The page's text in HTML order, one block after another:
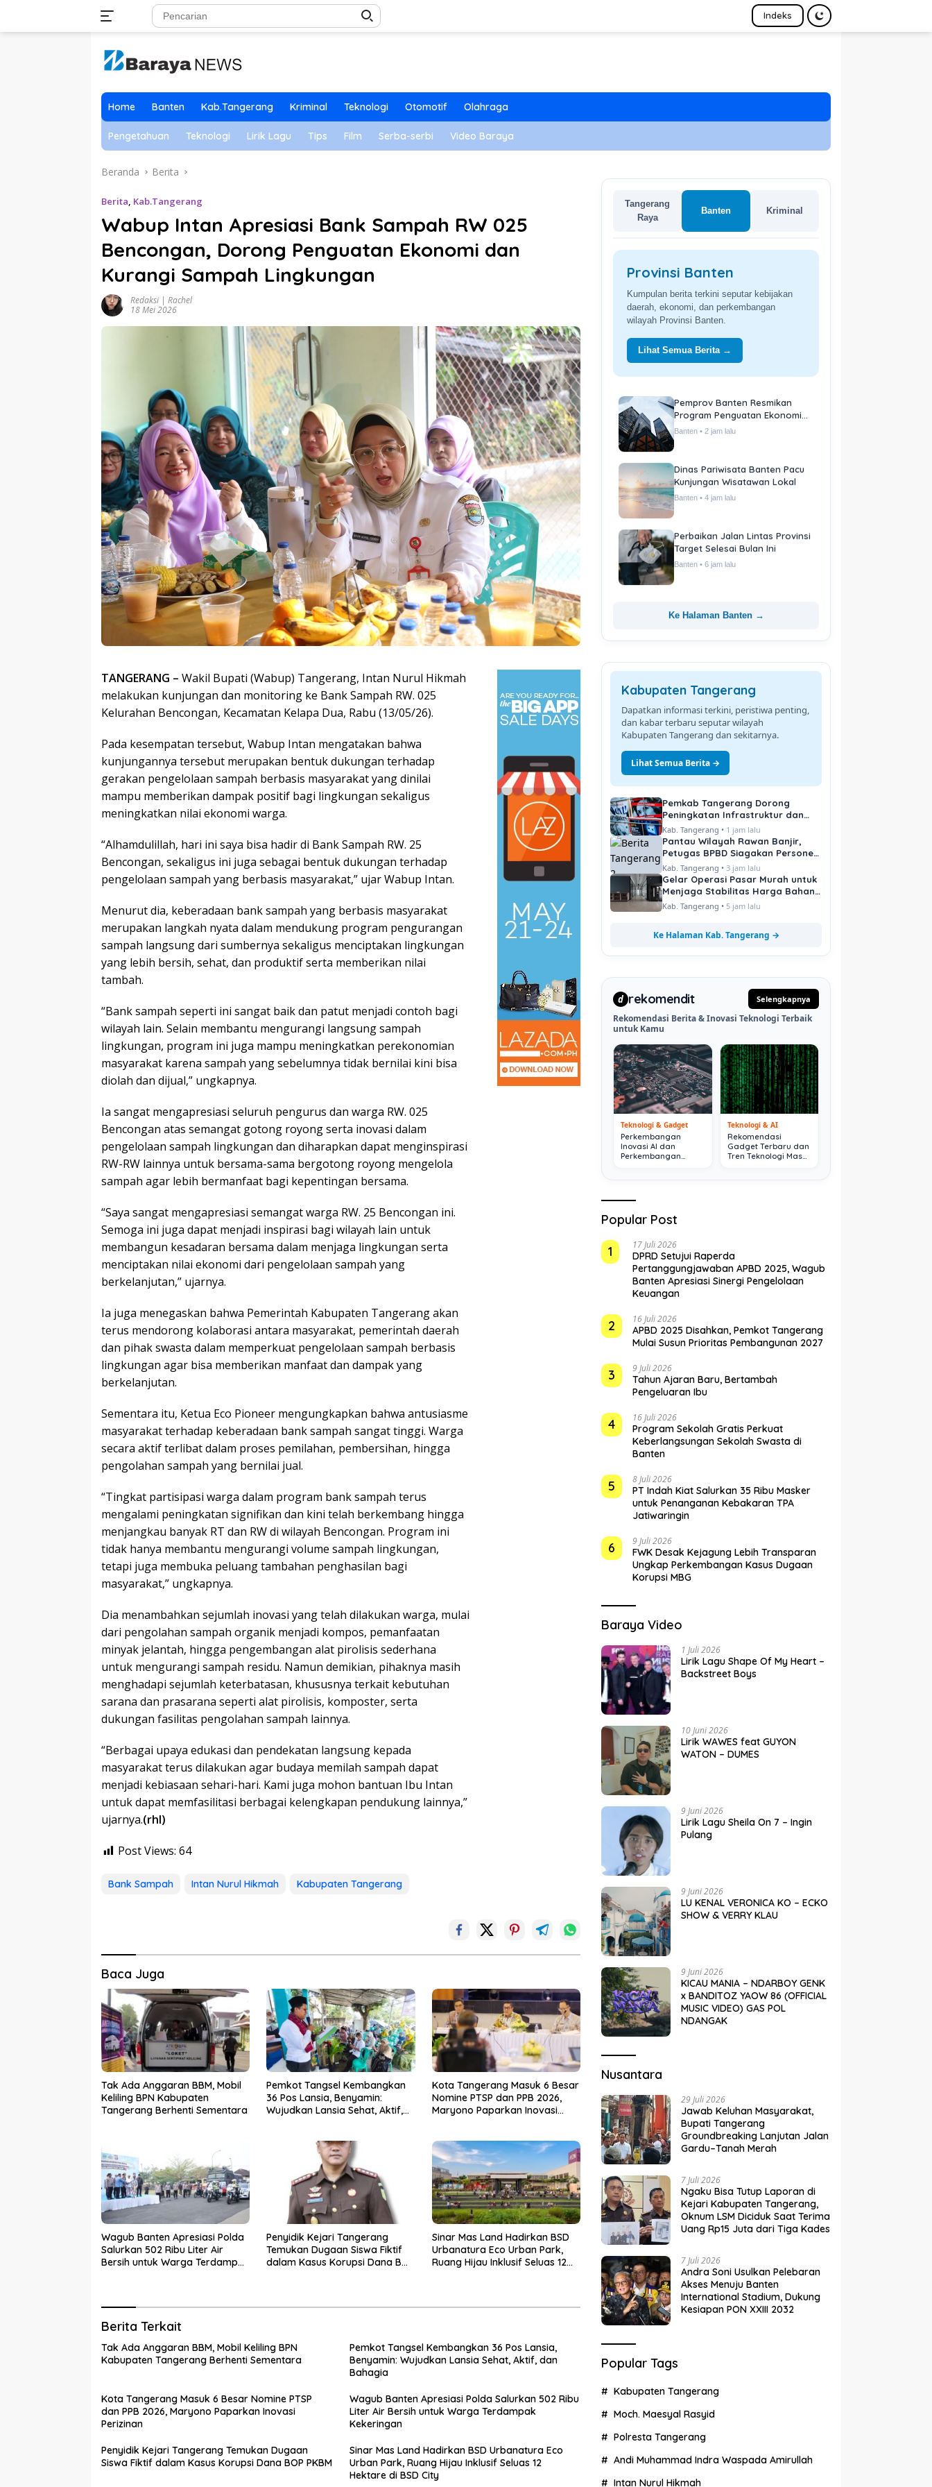
Indeks
Home Banten Kab.Tangerang Kriminal Teknologi Otomotif Olahraga
Pengetahuan Teknologi Lirik Lagu Tips Film Serba-serbi Video Baraya
Beranda Berita
Berita, Kab.Tangerang
Wabup Intan Apresiasi Bank Sampah RW 025
Bencongan, Dorong Penguatan Ekonomi dan
Kurangi Sampah Lingkungan
Redaksi | Rachel
18 Mei 2026
TANGERANG – Wakil Bupati (Wabup) Tangerang, Intan Nurul Hikmah
melakukan kunjungan dan monitoring ke Bank Sampah RW. 025
Kelurahan Bencongan, Kecamatan Kelapa Dua, Rabu (13/05/26).
Pada kesempatan tersebut, Wabup Intan mengatakan bahwa
kunjungannya tersebut merupakan bentuk dukungan terhadap
gerakan pengelolaan sampah berbasis masyarakat yang dinilai
mampu memberikan dampak positif bagi lingkungan sekaligus
meningkatkan nilai ekonomi warga.
“Alhamdulillah, hari ini saya bisa hadir di Bank Sampah RW. 25
Bencongan, sekaligus ini juga sebagai bentuk dukungan terhadap
pengelolaan sampah yang berbasis masyarakat,” ujar Wabup Intan.
Menurut dia, keberadaan bank sampah yang berbasis masyarakat
merupakan langkah nyata dalam mendukung program pengurangan
sampah langsung dari sumbernya sekaligus menciptakan lingkungan
yang lebih bersih, sehat, dan produktif serta memberikan nilai
tambah.
“Bank sampah seperti ini sangat baik dan patut menjadi contoh bagi
wilayah lain. Selain membantu mengurangi langsung sampah
lingkungan, program ini juga mampu meningkatkan perekonomian
masyarakat karena sampah yang sebelumnya tidak bernilai kini bisa
diolah dan dijual,” ungkapnya.
Ia sangat mengapresiasi seluruh pengurus dan warga RW. 025
Bencongan atas semangat gotong royong serta inovasi dalam
pengelolaan sampah lingkungan dan diharapkan dapat menginspirasi
RW-RW lainnya untuk bersama-sama bergotong royong mengelola
sampah agar lebih bermanfaat bagi kepentingan bersama.
“Saya sangat mengapresiasi semangat warga RW. 25 Bencongan ini.
Semoga ini juga dapat menjadi inspirasi bagi wilayah lain untuk
membangun kesadaran bersama dalam menjaga lingkungan serta
menciptakan nilai ekonomi dari pengelolaan sampah yang
berkelanjutan,” ujarnya.
Ia juga menegaskan bahwa Pemerintah Kabupaten Tangerang akan
terus mendorong kolaborasi antara masyarakat, pemerintah daerah
dan pihak swasta dalam memperkuat pengelolaan sampah berbasis
lingkungan agar bisa memberikan manfaat dan dampak yang
berkelanjutan.
Sementara itu, Ketua Eco Pioneer mengungkapkan bahwa antusiasme
masyarakat terhadap keberadaan bank sampah sangat tinggi. Warga
secara aktif terlibat dalam proses pemilahan, pembersihan, hingga
pengolahan sampah yang bernilai jual.
“Tingkat partisipasi warga dalam program bank sampah terus
mengalami peningkatan signifikan dan kini telah berkembang hingga
menjangkau banyak RT dan RW di wilayah Bencongan. Program ini
tidak hanya membantu mengurangi volume sampah lingkungan,
tetapi juga membuka peluang tambahan penghasilan bagi
masyarakat,” ungkapnya.
Dia menambahkan sejumlah inovasi yang telah dilakukan warga, mulai
dari pengolahan sampah organik menjadi kompos, pemanfaatan
minyak jelantah, hingga pengembangan alat pirolisis sederhana
untuk mengurangi sampah residu. Namun demikian, pihaknya masih
menghadapi sejumlah keterbatasan, khususnya terkait kebutuhan
sarana dan prasarana seperti alat pirolisis, komposter, serta
dukungan fasilitas pengolahan sampah lainnya.
“Berbagai upaya edukasi dan pendekatan langsung kepada
masyarakat terus dilakukan agar budaya memilah sampah dapat
menjadi kebiasaan sehari-hari. Kami juga mohon bantuan Ibu Intan
untuk dapat memfasilitasi berbagai kelengkapan pendukung lainnya,”
ujarnya.(rhl)
Post Views: 64
Bank Sampah Intan Nurul Hikmah Kabupaten Tangerang
Baca Juga
Tak Ada Anggaran BBM, Mobil
Keliling BPN Kabupaten
Tangerang Berhenti Sementara
Pemkot Tangsel Kembangkan
36 Pos Lansia, Benyamin:
Wujudkan Lansia Sehat, Aktif,
Kota Tangerang Masuk 6 Besar
Nomine PTSP dan PPB 2026,
Maryono Paparkan Inovasi
Wagub Banten Apresiasi Polda
Salurkan 502 Ribu Liter Air
Bersih untuk Warga Terdampak
Penyidik Kejari Tangerang
Temukan Dugaan Siswa Fiktif
dalam Kasus Korupsi Dana BOP
Sinar Mas Land Hadirkan BSD
Urbanatura Eco Urban Park,
Ruang Hijau Inklusif Seluas 12
Berita Terkait
Tak Ada Anggaran BBM, Mobil Keliling BPN
Kabupaten Tangerang Berhenti Sementara
Pemkot Tangsel Kembangkan 36 Pos Lansia,
Benyamin: Wujudkan Lansia Sehat, Aktif, dan
Bahagia
Kota Tangerang Masuk 6 Besar Nomine PTSP
dan PPB 2026, Maryono Paparkan Inovasi
Perizinan
Wagub Banten Apresiasi Polda Salurkan 502 Ribu
Liter Air Bersih untuk Warga Terdampak
Kekeringan
Penyidik Kejari Tangerang Temukan Dugaan
Siswa Fiktif dalam Kasus Korupsi Dana BOP PKBM
Sinar Mas Land Hadirkan BSD Urbanatura Eco
Urban Park, Ruang Hijau Inklusif Seluas 12
Hektare di BSD City
Tangerang
Raya
Banten Kriminal
Provinsi Banten
Kumpulan berita terkini seputar kebijakan
daerah, ekonomi, dan perkembangan
wilayah Provinsi Banten.
Lihat Semua Berita →
Pemprov Banten Resmikan
Program Penguatan Ekonomi
Daerah
Banten • 2 jam lalu
Dinas Pariwisata Banten Pacu
Kunjungan Wisatawan Lokal
Banten • 4 jam lalu
Perbaikan Jalan Lintas Provinsi
Target Selesai Bulan Ini
Banten • 6 jam lalu
Ke Halaman Banten →
Kabupaten Tangerang
Dapatkan informasi terkini, peristiwa penting,
dan kabar terbaru seputar wilayah
Kabupaten Tangerang dan sekitarnya.
Lihat Semua Berita →
Pemkab Tangerang Dorong
Peningkatan Infrastruktur dan
Pelayanan Publik
Kab. Tangerang • 1 jam lalu
Pantau Wilayah Rawan Banjir,
Petugas BPBD Siagakan Personel
di Titik Kritis
Kab. Tangerang •3 jam lalu
Gelar Operasi Pasar Murah untuk
Menjaga Stabilitas Harga Bahan
Pokok
Kab. Tangerang • 5 jam lalu
Ke Halaman Kab. Tangerang →
d rekomendit Selengkapnya
Rekomendasi Berita & Inovasi Teknologi Terbaik
untuk Kamu
Teknologi & Gadget
Perkembangan
Inovasi AI dan
Perkembangan
Teknologi & AI
Rekomendasi
Gadget Terbaru dan
Tren Teknologi Masa
Popular Post
1
17 Juli 2026
DPRD Setujui Raperda
Pertanggungjawaban APBD 2025, Wagub
Banten Apresiasi Sinergi Pengelolaan
Keuangan
2 16 Juli 2026
APBD 2025 Disahkan, Pemkot Tangerang
Mulai Susun Prioritas Pembangunan 2027
3 9 Juli 2026
Tahun Ajaran Baru, Bertambah
Pengeluaran Ibu
4 16 Juli 2026
Program Sekolah Gratis Perkuat
Keberlangsungan Sekolah Swasta di
Banten
5 8 Juli 2026
PT Indah Kiat Salurkan 35 Ribu Masker
untuk Penanganan Kebakaran TPA
Jatiwaringin
6 9 Juli 2026
FWK Desak Kejagung Lebih Transparan
Ungkap Perkembangan Kasus Dugaan
Korupsi MBG
Baraya Video
1 Juli 2026
Lirik Lagu Shape Of My Heart –
Backstreet Boys
10 Juni 2026
Lirik WAWES feat GUYON
WATON – DUMES
9 Juni 2026
Lirik Lagu Sheila On 7 – Ingin
Pulang
9 Juni 2026
LU KENAL VERONICA KO – ECKO
SHOW & VERRY KLAU
9 Juni 2026
KICAU MANIA – NDARBOY GENK
x BANDITOZ YAOW 86 (OFFICIAL
MUSIC VIDEO) GAS POL
NDANGAK
Nusantara
29 Juli 2026
Jawab Keluhan Masyarakat,
Bupati Tangerang
Groundbreaking Lanjutan Jalan
Gardu–Tanah Merah
7 Juli 2026
Ngaku Bisa Tutup Laporan di
Kejari Kabupaten Tangerang,
Oknum LSM Diciduk Saat Terima
Uang Rp15 Juta dari Tiga Kades
7 Juli 2026
Andra Soni Usulkan Pelebaran
Akses Menuju Banten
International Stadium, Dukung
Kesiapan PON XXIII 2032
Popular Tags
Kabupaten Tangerang
Moch. Maesyal Rasyid
Polresta Tangerang
Andi Muhammad Indra Waspada Amirullah
Intan Nurul Hikmah